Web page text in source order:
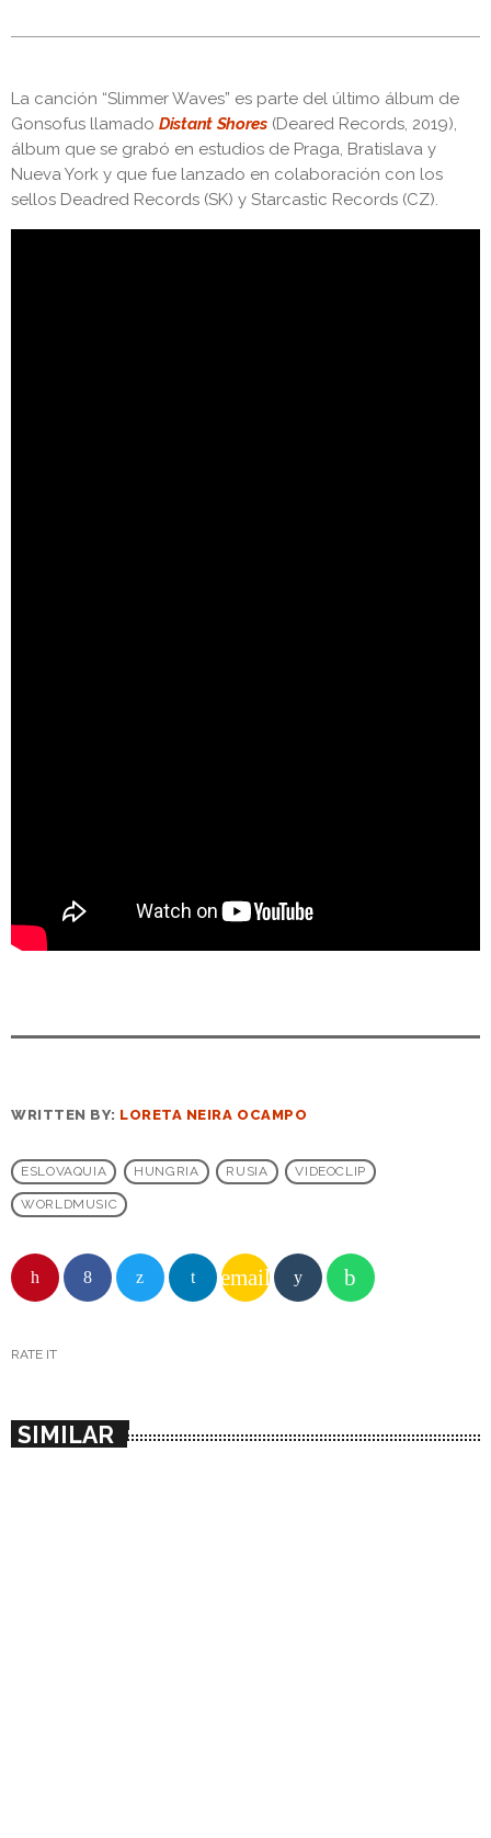
La canción “Slimmer Waves” es parte del último álbum de
Gonsofus llamado Distant Shores (Deared Records, 2019),
álbum que se grabó en estudios de Praga, Bratislava y
Nueva York y que fue lanzado en colaboración con los
sellos Deadred Records (SK) y Starcastic Records (CZ).
WRITTEN BY: LORETA NEIRA OCAMPO
ESLOVAQUIA HUNGRIA RUSIA VIDEOCLIP
WORLDMUSIC
email
RATE IT
SIMILAR